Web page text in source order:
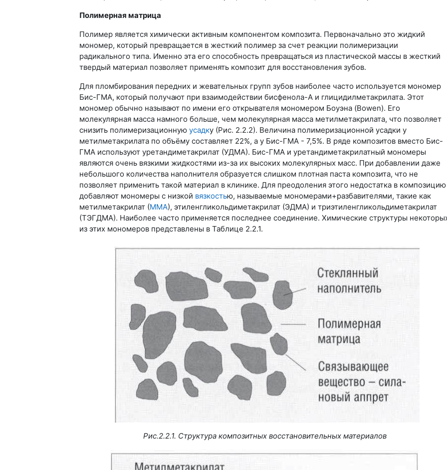
Полимерная матрица
Полимер является химически активным компонентом композита. Первоначально это жидкий
мономер, который превращается в жесткий полимер за счет реакции полимеризации
радикального типа. Именно эта его способность превращаться из пластической массы в жесткий
твердый материал позволяет применять композит для восстановления зубов.
Для пломбирования передних и жевательных групп зубов наиболее часто используется мономер
Бис-ГМА, который получают при взаимодействии бисфенола-А и глицидилметакрилата. Этот
мономер обычно называют по имени его открывателя мономером Боуэна (Bowen). Его
молекулярная масса намного больше, чем молекулярная масса метилметакрилата, что позволяет
снизить полимеризационную усадку (Рис. 2.2.2). Величина полимеризационной усадки у
метилметакрилата по объёму составляет 22%, а у Бис-ГМА - 7,5%. В ряде композитов вместо Бис-
ГМА используют уретандиметакрилат (УДМА). Бис-ГМА и уретандиметакрилатный мономеры
являются очень вязкими жидкостями из-за их высоких молекулярных масс. При добавлении даже
небольшого количества наполнителя образуется слишком плотная паста композита, что не
позволяет применить такой материал в клинике. Для преодоления этого недостатка в композицию
добавляют мономеры с низкой вязкостью, называемые мономерами+разбавителями, такие как
метилметакрилат (ММА), этиленгликольдиметакрилат (ЭДМА) и триэтиленгликольдиметакрилат
(ТЭГДМА). Наиболее часто применяется последнее соединение. Химические структуры
из этих мономеров представлены в Таблице 2.2.1.
Рис.2.2.1. Структура композитных восстановительных материалов